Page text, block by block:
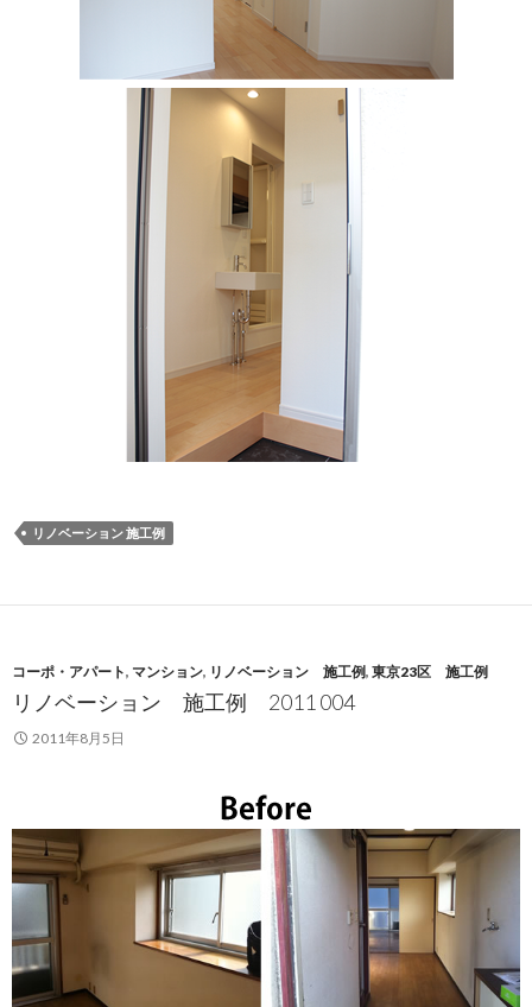
リノベーション 施工例
コーポ・アパート, マンション, リノベーション 施工例, 東京23区 施工例
リノベーション 施工例 2011 004
2011年8月5日